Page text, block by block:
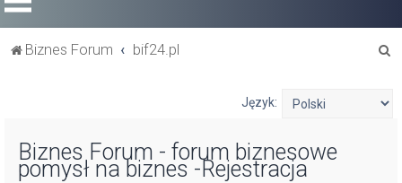
Biznes Forum bif24.pl
Język:
Biznes Forum - forum biznesowe
pomysł na biznes -Rejestracja